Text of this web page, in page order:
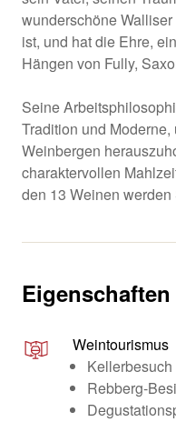
wunderschöne
ist, und hat die Ehre,
Hängen von Fully,
Seine
Tradition und
Weinbergen
charaktervollen
den 13 Weinen
Eigenschaften
Weintourismus
Kellerbesuch
Rebberg-